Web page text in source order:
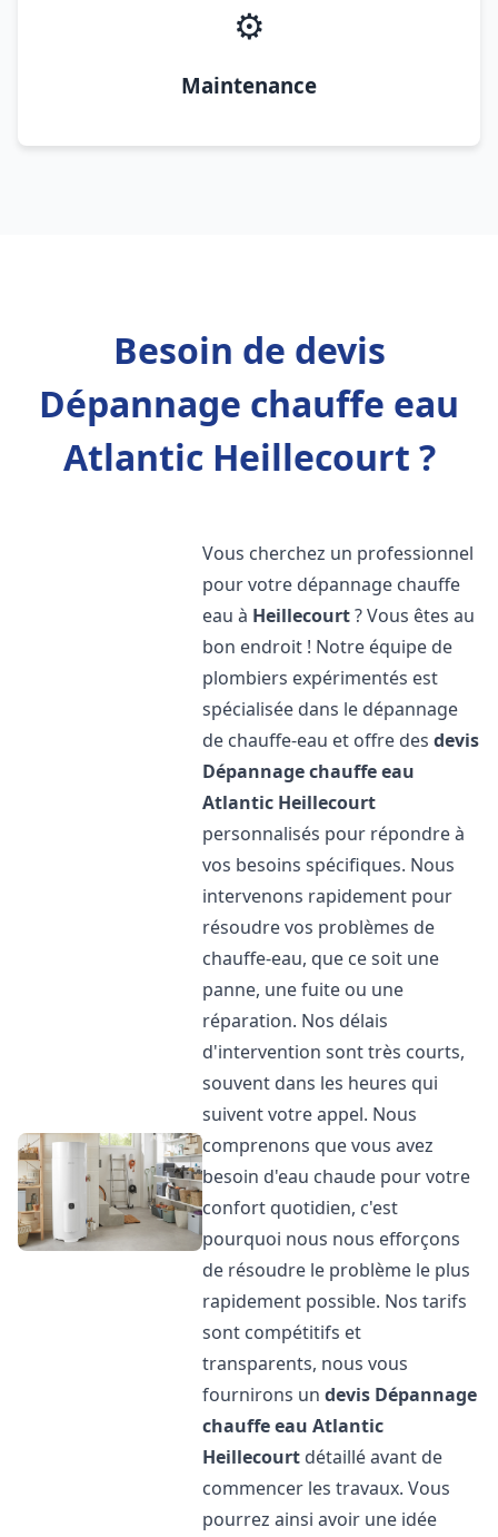
⚙️
Maintenance
Besoin de devis
Dépannage chauffe eau
Atlantic Heillecourt ?
Vous cherchez un professionnel
pour votre dépannage chauffe
eau à Heillecourt? Vous êtes au
bon endroit ! Notre équipe de
plombiers expérimentés est
spécialisée dans le dépannage
de chauffe-eau et offre desdevis
Dépannage chauffe eau
Atlantic Heillecourt
personnalisés pour répondre à
vos besoins spécifiques. Nous
intervenons rapidement pour
résoudre vos problèmes de
chauffe-eau, que ce soit une
panne, une fuite ou une
réparation. Nos délais
d'intervention sont très courts,
souvent dans les heures qui
suivent votre appel. Nous
comprenons que vous avez
besoin d'eau chaude pour votre
confort quotidien, c'est
pourquoi nous nous efforçons
de résoudre le problème le plus
rapidement possible. Nos tarifs
sont compétitifs et
transparents, nous vous
fournirons undevis Dépannage
chauffe eau Atlantic
Heillecourt détaillé avant de
commencer les travaux. Vous
pourrez ainsi avoir une idée